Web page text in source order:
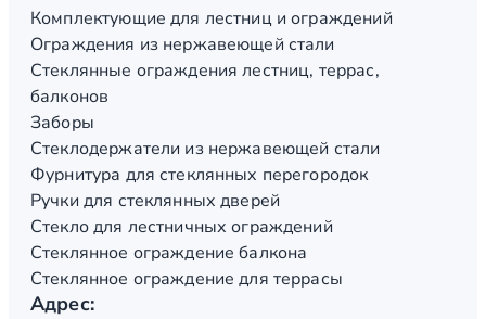
Комплектующие для лестниц и ограждений
Ограждения из нержавеющей стали
Стеклянные ограждения лестниц, террас,
балконов
Заборы
Стеклодержатели из нержавеющей стали
Фурнитура для стеклянных перегородок
Ручки для стеклянных дверей
Стекло для лестничных ограждений
Стеклянное ограждение балкона
Стеклянное ограждение для террасы
Адрес: